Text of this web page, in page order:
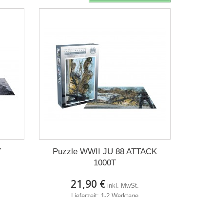
Puzzle WWII JU 88 ATTACK
1000T
21,90 € inkl. MwSt.